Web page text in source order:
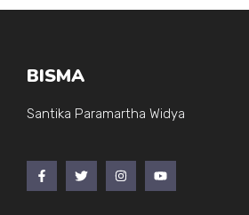
BISMA
Santika Paramartha Widya